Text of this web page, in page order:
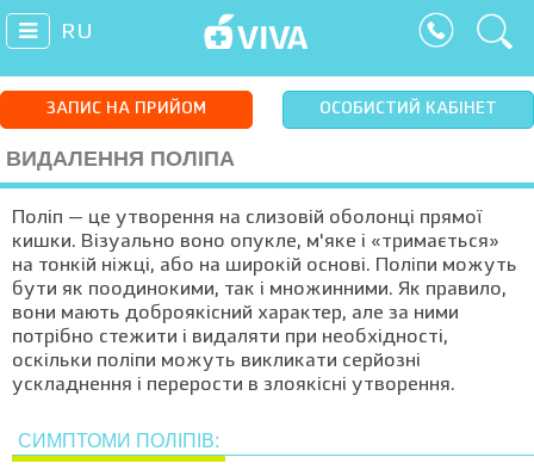
RU
ЗАПИС НА ПРИЙОМ ОСОБИСТИЙ КАБІНЕТ
ВИДАЛЕННЯ ПОЛІПА
Поліп — це утворення на слизовій оболонці прямої
кишки. Візуально воно опукле, м'яке і «тримається»
на тонкій ніжці, або на широкій основі. Поліпи можуть
бути як поодинокими, так і множинними. Як правило,
вони мають доброякісний характер, але за ними
потрібно стежити і видаляти при необхідності,
оскільки поліпи можуть викликати серйозні
ускладнення і перерости в злоякісні утворення.
СИМПТОМИ ПОЛІПІВ: